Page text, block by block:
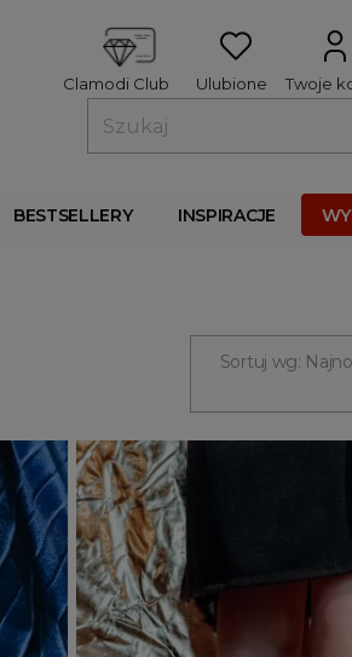
Twoje
Ulubione
Clamodi Club
BESTSELLERY INSPIRACJE
Sortuj wg: